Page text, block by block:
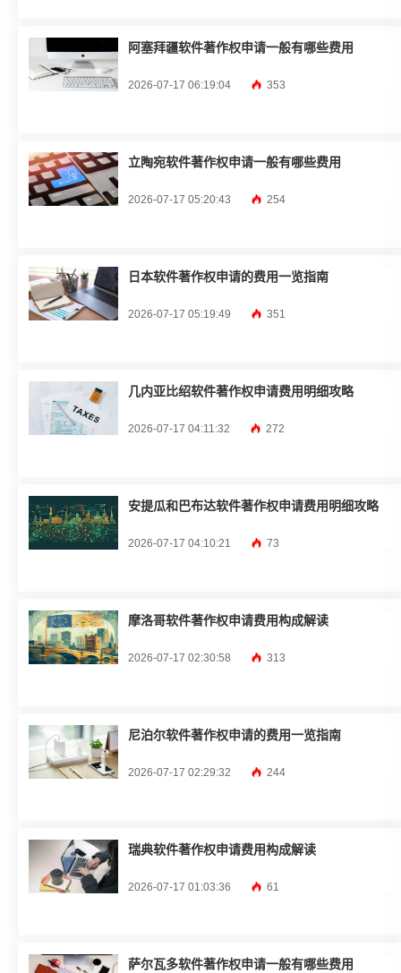
阿塞拜疆软件著作权申请一般有哪些费用
2026-07-17 06:19:04 353
立陶宛软件著作权申请一般有哪些费用
2026-07-17 05:20:43 254
日本软件著作权申请的费用一览指南
2026-07-17 05:19:49 351
几内亚比绍软件著作权申请费用明细攻略
2026-07-17 04:11:32 272
安提瓜和巴布达软件著作权申请费用明细攻略
2026-07-17 04:10:21 73
摩洛哥软件著作权申请费用构成解读
2026-07-17 02:30:58 313
尼泊尔软件著作权申请的费用一览指南
2026-07-17 02:29:32 244
瑞典软件著作权申请费用构成解读
2026-07-17 01:03:36 61
萨尔瓦多软件著作权申请一般有哪些费用